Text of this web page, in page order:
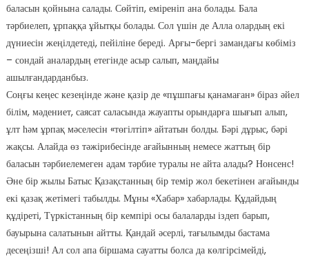
баласын қойнына салады. Сөйтіп, еміреніп ана болады. Бала
тәрбиелеп, ұрпаққа ұйытқы болады. Сол үшін де Алла олардың екі
дүниесін жеңілдетеді, пейіліне береді. Арғы-бергі замандағы көбіміз
– сондай аналардың етегінде асыр салып, маңдайы
ашылғандарданбыз.
Соңғы кеңес кезеңінде және қазір де «пұшпағы қанамаған» біраз әйел
білім, мәдениет, саясат саласында жауапты орындарға шығып алып,
ұлт һәм ұрпақ мәселесін «төгілтіп» айтатын болды. Бәрі дұрыс, бәрі
жақсы. Алайда өз тәжірибесінде ағайынның немесе жаттың бір
баласын тәрбиелемеген адам тәрбие туралы не айта алады? Нонсенс!
Әне бір жылы Батыс Қазақстанның бір темір жол бекетінен ағайынды
екі қазақ жетімегі табылды. Мұны «Хабар» хабарлады. Құдайдың
құдіреті, Түркістанның бір кемпірі осы балаларды іздеп барып,
бауырына салатынын айтты. Қандай әсерлі, тағылымды бастама
десеңізші! Ал сол апа біршама сауатты болса да көлгірсімейді,